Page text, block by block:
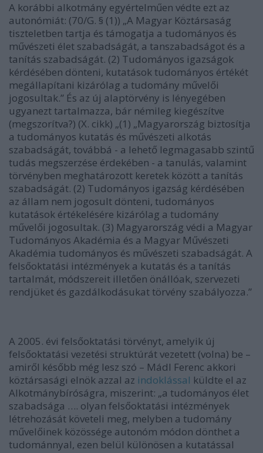
A korábbi alkotmány egyértelműen védte ezt az
autonómiát: (70/G. § (1)) „A Magyar Köztársaság
tiszteletben tartja és támogatja a tudományos és
művészeti élet szabadságát, a tanszabadságot és a
tanítás szabadságát. (2) Tudományos igazságok
kérdésében dönteni, kutatások tudományos értékét
megállapítani kizárólag a tudomány művelői
jogosultak.” És az új alaptörvény is lényegében
ugyanezt tartalmazza, bár némileg kiegészítve
(megszorítva?) (X. cikk) „(1) „Magyarország biztosítja
a tudományos kutatás és művészeti alkotás
szabadságát, továbbá - a lehető legmagasabb szintű
tudás megszerzése érdekében - a tanulás, valamint
törvényben meghatározott keretek között a tanítás
szabadságát. (2) Tudományos igazság kérdésében
az állam nem jogosult dönteni, tudományos
kutatások értékelésére kizárólag a tudomány
művelői jogosultak. (3) Magyarország védi a Magyar
Tudományos Akadémia és a Magyar Művészeti
Akadémia tudományos és művészeti szabadságát. A
felsőoktatási intézmények a kutatás és a tanítás
tartalmát, módszereit illetően önállóak, szervezeti
rendjüket és gazdálkodásukat törvény szabályozza.”
A 2005. évi felsőoktatási törvényt, amelyik új
felsőoktatási vezetési struktúrát vezetett (volna) be –
amiről később még lesz szó – Mádl Ferenc akkori
köztársasági elnök azzal az indoklással küldte el az
Alkotmánybíróságra, miszerint: „a tudományos élet
szabadsága …. olyan felsőoktatási intézmények
létrehozását követeli meg, melyben a tudomány
művelőinek közössége autonóm módon dönthet a
tudománnyal, ezen belül különösen a kutatással